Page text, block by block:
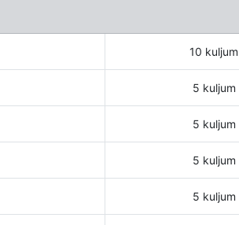
10 kuljum
5 kuljum
5 kuljum
5 kuljum
5 kuljum